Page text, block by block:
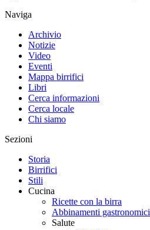
Naviga
Archivio
Notizie
Video
Eventi
Mappa birrifici
Libri
Cerca informazioni
Cerca locale
Chi siamo
Sezioni
Storia
Birrifici
Stili
Cucina
Ricette con la birra
Abbinamenti gastronomici
Salute